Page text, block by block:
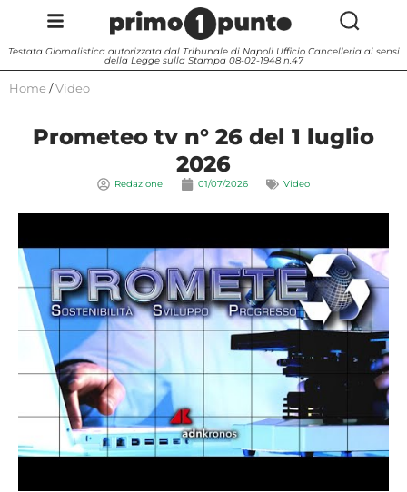
Testata Giornalistica autorizzata dal Tribunale di Napoli Ufficio Cancelleria ai sensi
della Legge sulla Stampa 08-02-1948 n.47
Home /Video
Prometeo tv n° 26 del 1 luglio
2026
Redazione 01/07/2026 Video